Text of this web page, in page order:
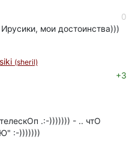
0
мои достоинства)))
(sheril)
+3
.:-))))))) - .. чтО
:-)))))))